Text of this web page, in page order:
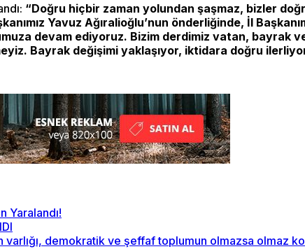
“Doğru hiçbir zaman yolundan şaşmaz, bizler
Yavuz Ağıralioğlu’nun önderliğinde, İl
devam ediyoruz. Bizim derdimiz vatan,
Bayrak değişimi yaklaşıyor, iktidara doğru
Yaralandı!
varlığı, demokratik ve şeffaf toplumun olmazsa olmaz